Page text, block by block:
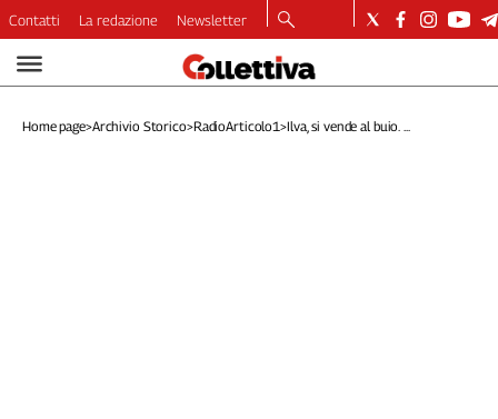
Video
Dirette
Contatti La redazione Newsletter
Home page>Archivio Storico>RadioArticolo1>Ilva, si vende al buio. ...